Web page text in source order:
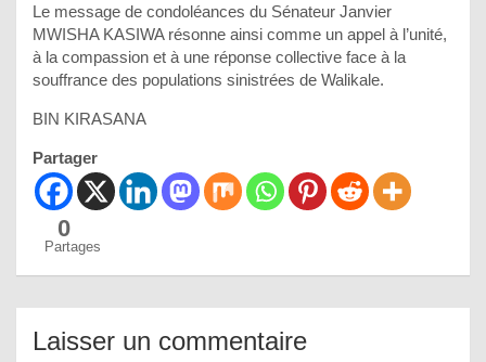
Le message de condoléances du Sénateur Janvier
MWISHA KASIWA résonne ainsi comme un appel à l’unité,
à la compassion et à une réponse collective face à la
souffrance des populations sinistrées de Walikale.
BIN KIRASANA
Partager
0
Partages
Laisser un commentaire